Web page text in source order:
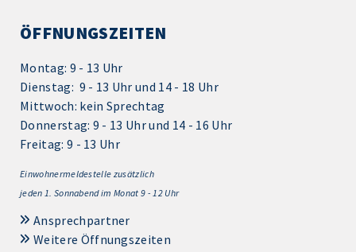
ÖFFNUNGSZEITEN
Montag: 9 - 13 Uhr
Dienstag: 9 - 13 Uhr und 14 - 18 Uhr
Mittwoch: kein Sprechtag
Donnerstag: 9 - 13 Uhr und 14 - 16 Uhr
Freitag: 9 - 13 Uhr
Einwohnermeldestelle zusätzlich
jeden 1. Sonnabend im Monat 9 - 12 Uhr
Ansprechpartner
Weitere Öffnungszeiten